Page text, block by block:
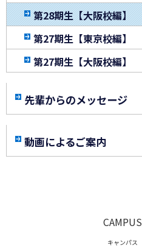
第28期生【大阪校編】
第27期生【東京校編】
第27期生【大阪校編】
先輩からのメッセージ
動画によるご案内
CAMPUS
キャンパス